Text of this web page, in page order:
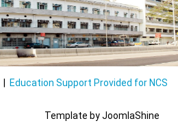
| Education Support Provided for NCS
Template by JoomlaShine